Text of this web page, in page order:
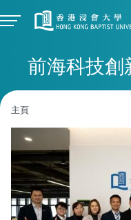
前海科技
主頁